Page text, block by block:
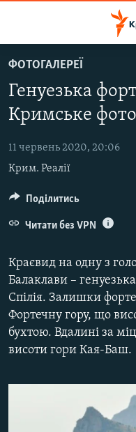
до
основного
матеріалу
Перейти
до
навігації
Перейти
пошуку
ВОДА.КРИМ
ВІДЕО ТА ФОТО
ПОЛІТИКА
БЛОГИ
ПОГЛЯД
ІНТЕРВ'Ю
СПЕЦПРОЕКТИ
ДЕПОРТАЦІЯ
ВІДЕОУРОКИ «ELIFBE»
СВІДЧЕННЯ ОКУПАЦІЇ
ЯК ОБІЙТИ
Русский
ФОТОГАЛЕРЕЇ
Генуезька
Кримське
11 червень 2020, 20:06
Крим. Реалії
Краєвид на одну з
Балаклави –
Спілія. Залишки
Фортечну гору, що
бухтою. Вдалині за
висоти гори Кая-Баш.
Поділитись
Читати без VPN